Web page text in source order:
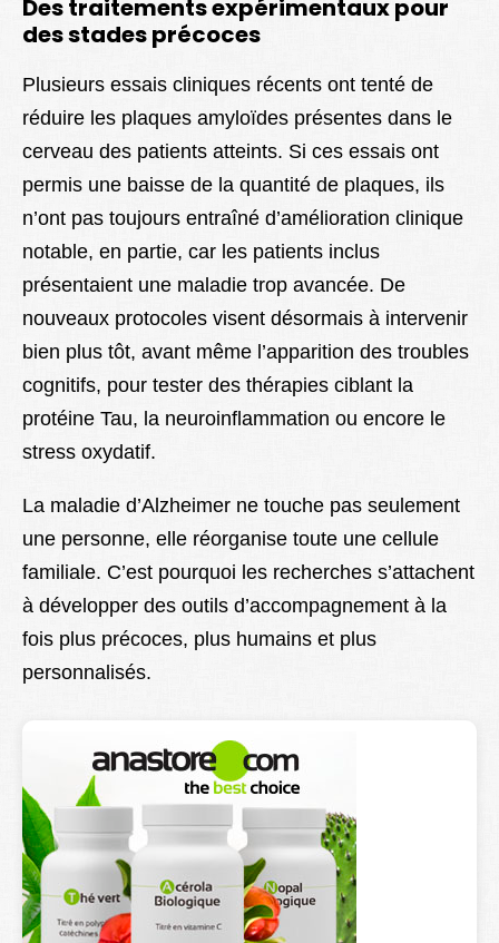
Des traitements expérimentaux pour
des stades précoces
Plusieurs essais cliniques récents ont tenté de
réduire les plaques amyloïdes présentes dans le
cerveau des patients atteints. Si ces essais ont
permis une baisse de la quantité de plaques, ils
n’ont pas toujours entraîné d’amélioration clinique
notable, en partie, car les patients inclus
présentaient une maladie trop avancée. De
nouveaux protocoles visent désormais à intervenir
bien plus tôt, avant même l’apparition des troubles
cognitifs, pour tester des thérapies ciblant la
protéine Tau, la neuroinflammation ou encore le
stress oxydatif.
La maladie d’Alzheimer ne touche pas seulement
une personne, elle réorganise toute une cellule
familiale. C’est pourquoi les recherches s’attachent
à développer des outils d’accompagnement à la
fois plus précoces, plus humains et plus
personnalisés.